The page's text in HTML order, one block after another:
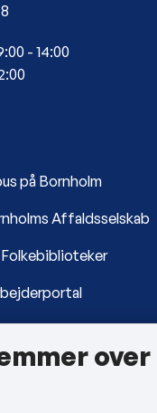
- 14:00
på Bornholm
Affaldsselskab
over